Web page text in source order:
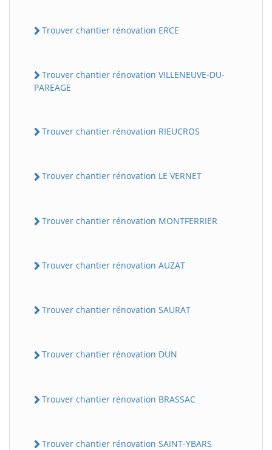
Trouver chantier rénovation ERCE
Trouver chantier rénovation VILLENEUVE-DU-
PAREAGE
Trouver chantier rénovation RIEUCROS
Trouver chantier rénovation LE VERNET
Trouver chantier rénovation MONTFERRIER
Trouver chantier rénovation AUZAT
Trouver chantier rénovation SAURAT
Trouver chantier rénovation DUN
Trouver chantier rénovation BRASSAC
Trouver chantier rénovation SAINT-YBARS